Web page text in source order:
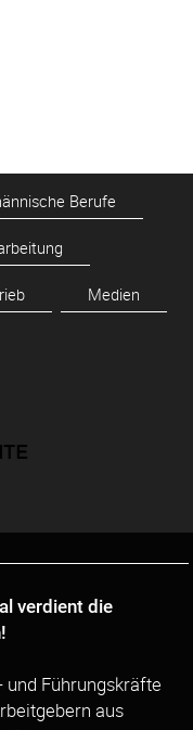
Berufe
Medien
verdient die
und Führungskräfte
aus